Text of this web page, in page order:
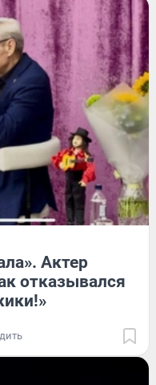
Актер
отказывался